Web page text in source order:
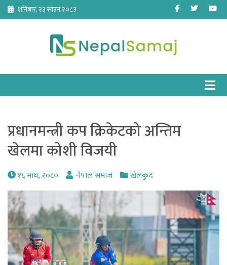
Skip
content
शनिबार, २३ साउन २०८३ Facebook
Twitter
प्रधानमन्त्री कप क्रिकेटको अन्तिम
खेलमा कोशी विजयी
१६ माघ, २०८० नेपाल समाज खेलकुद